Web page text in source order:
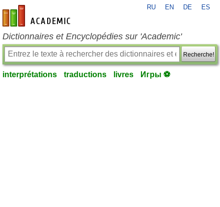
fr-academic.com
RU EN DE ES
Dictionnaires et Encyclopédies sur 'Academic'
Recherche!
interprétations traductions livres Игры ⚽